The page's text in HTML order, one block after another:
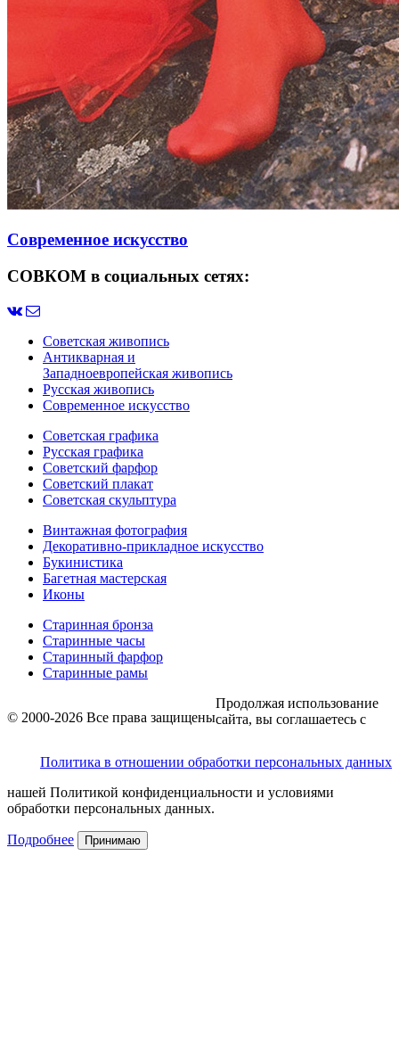
Современное искусство
СОВКОМ в социальных сетях:
Советская живопись
Антикварная и
Западноевропейская живопись
Русская живопись
Современное искусство
Советская графика
Русская графика
Советский фарфор
Советский плакат
Советская скульптура
Винтажная фотография
Декоративно-прикладное искусство
Букинистика
Багетная мастерская
Иконы
Старинная бронза
Старинные часы
Старинный фарфор
Старинные рамы
© 2000-2026 Все права защищены
Политика в отношении обработки персональных данных
Продолжая использование
сайта, вы соглашаетесь с
нашей Политикой конфиденциальности и условиями
обработки персональных данных.
Подробнее Принимаю